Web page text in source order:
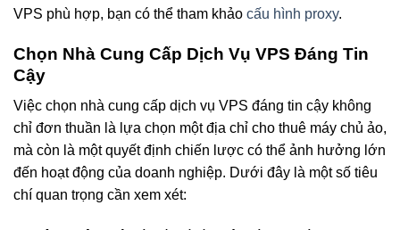
VPS phù hợp, bạn có thể tham khảo cấu hình proxy.
Chọn Nhà Cung Cấp Dịch Vụ VPS Đáng Tin
Cậy
Việc chọn nhà cung cấp dịch vụ VPS đáng tin cậy không
chỉ đơn thuần là lựa chọn một địa chỉ cho thuê máy chủ ảo,
mà còn là một quyết định chiến lược có thể ảnh hưởng lớn
đến hoạt động của doanh nghiệp. Dưới đây là một số tiêu
chí quan trọng cần xem xét: